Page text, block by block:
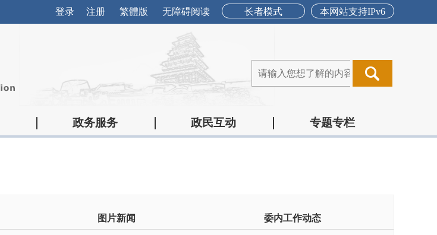
本网站支持IPv6
长者模式
登录 注册 繁體版 无障碍阅读
政务服务 政民互动 专题专栏
图片新闻 委内工作动态